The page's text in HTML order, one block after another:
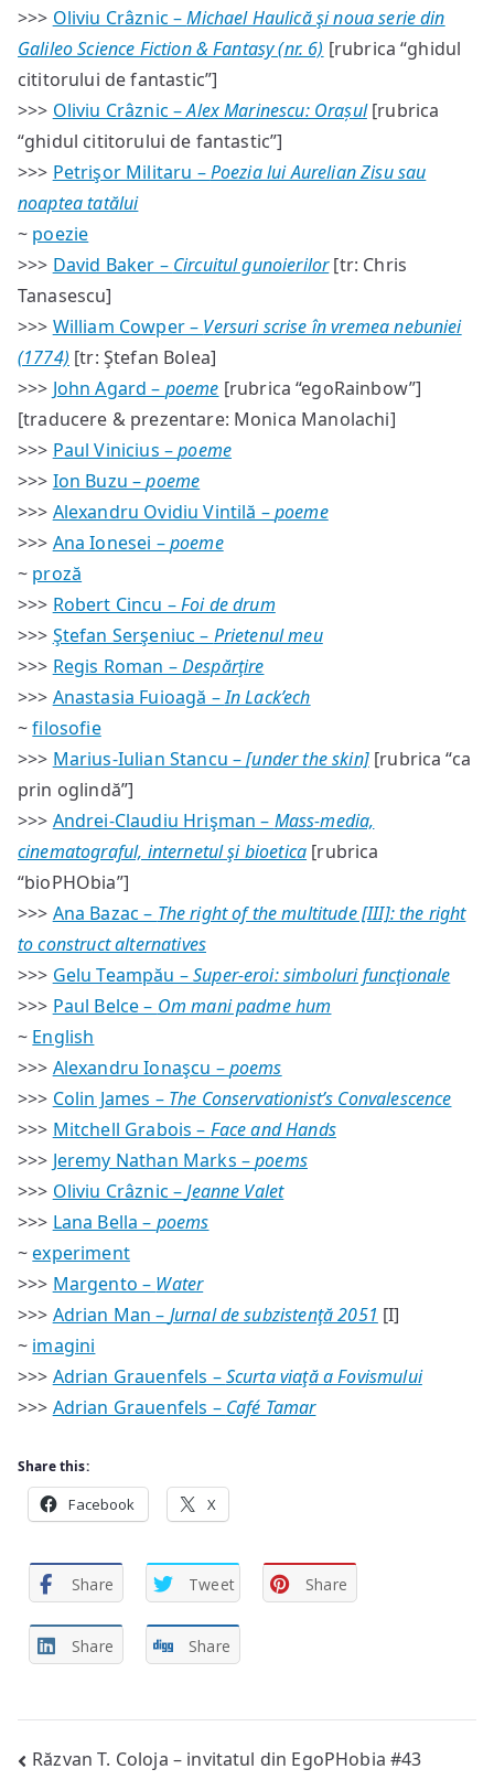
>>> Oliviu Crâznic –Michael Haulică şi noua serie din
Galileo Science Fiction & Fantasy (nr. 6) [rubrica “ghidul
cititorului de fantastic”]
>>> Oliviu Crâznic –Alex Marinescu: Orașul[rubrica
“ghidul cititorului de fantastic”]
>>> Petrişor Militaru –Poezia lui Aurelian Zisu sau
noaptea tatălui
~ poezie
>>> David Baker – Circuitul gunoierilor[tr: Chris
Tanasescu]
>>> William Cowper – Versuri scrise în vremea nebuniei
(1774) [tr: Ştefan Bolea]
>>> John Agard – poeme [rubrica “egoRainbow”]
[traducere & prezentare: Monica Manolachi]
>>> Paul Vinicius –poeme
>>> Ion Buzu –poeme
>>> Alexandru Ovidiu Vintilă –poeme
>>> Ana Ionesei –poeme
~ proză
>>> Robert Cincu –Foi de drum
>>> Ştefan Serşeniuc – Prietenul meu
>>> Regis Roman –Despărţire
>>> Anastasia Fuioagă –In Lack’ech
~filosofie
>>> Marius-Iulian Stancu –[under the skin][rubrica “ca
prin oglindă”]
>>> Andrei-Claudiu Hrişman – Mass-media,
cinematograful, internetul şi bioetica [rubrica
“bioPHObia”]
>>> Ana Bazac – The right of the multitude [III]: the right
to construct alternatives
>>> Gelu Teampău –Super-eroi: simboluri funcţionale
>>> Paul Belce – Om mani padme hum
~ English
>>> Alexandru Ionaşcu –poems
>>> Colin James – The Conservationist’s Convalescence
>>> Mitchell Grabois – Face and Hands
>>> Jeremy Nathan Marks –poems
>>> Oliviu Crâznic –Jeanne Valet
>>> Lana Bella – poems
~experiment
>>> Margento – Water
>>> Adrian Man – Jurnal de subzistenţă 2051 [I]
~ imagini
>>> Adrian Grauenfels –Scurta viaţă a Fovismului
>>> Adrian Grauenfels – Café Tamar
Share this:
Facebook X
Share Tweet Share
Share Share
Post
Răzvan T. Coloja – invitatul din EgoPHobia #43